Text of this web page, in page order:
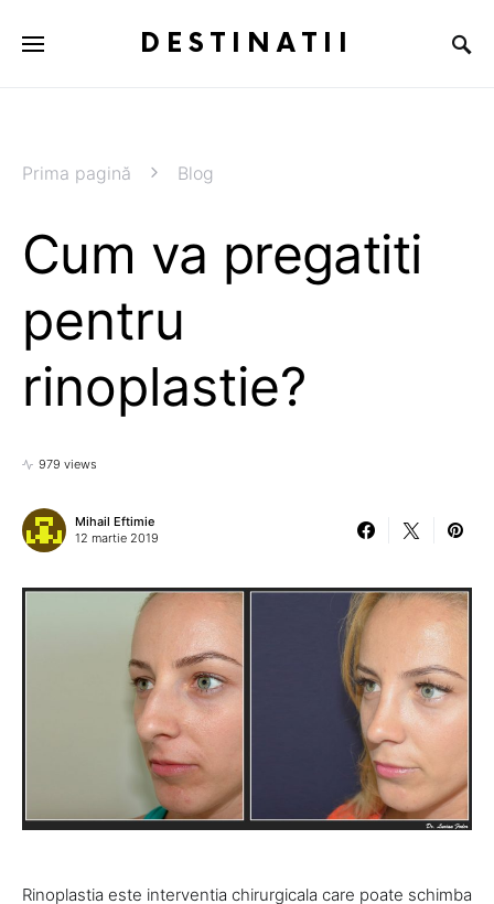
DESTINATII
Prima pagină Blog
Cum va pregatiti
pentru
rinoplastie?
979 views
Mihail Eftimie
12 martie 2019
Rinoplastia este interventia chirurgicala care poate schimba